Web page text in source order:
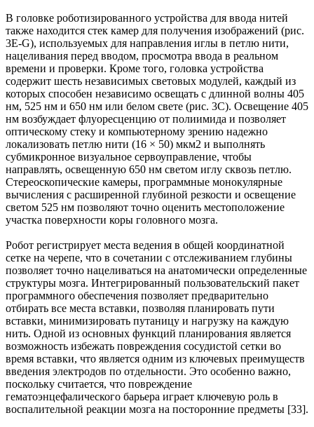
В головке роботизированного устройства для ввода нитей
также находится стек камер для получения изображений (рис.
3E-G), используемых для направления иглы в петлю нити,
нацеливания перед вводом, просмотра ввода в реальном
времени и проверки. Кроме того, головка устройства
содержит шесть независимых световых модулей, каждый из
которых способен независимо освещать с длинной волны 405
нм, 525 нм и 650 нм или белом свете (рис. 3C). Освещение 405
нм возбуждает флуоресценцию от полиимида и позволяет
оптическому стеку и компьютерному зрению надежно
локализовать петлю нити (16 × 50) мкм2 и выполнять
субмикронное визуальное сервоуправление, чтобы
направлять, освещенную 650 нм светом иглу сквозь петлю.
Стереоскопические камеры, программные монокулярные
вычисления с расширенной глубиной резкости и освещение
светом 525 нм позволяют точно оценить местоположение
участка поверхности коры головного мозга.
Робот регистрирует места ведения в общей координатной
сетке на черепе, что в сочетании с отслеживанием глубины
позволяет точно нацеливаться на анатомически определенные
структуры мозга. Интегрированный пользовательский пакет
программного обеспечения позволяет предварительно
отбирать все места вставки, позволяя планировать пути
вставки, минимизировать путаницу и нагрузку на каждую
нить. Одной из основных функций планирования является
возможность избежать повреждения сосудистой сетки во
время вставки, что является одним из ключевых преимуществ
введения электродов по отдельности. Это особенно важно,
поскольку считается, что повреждение
гематоэнцефалического барьера играет ключевую роль в
воспалительной реакции мозга на посторонние предметы [33].